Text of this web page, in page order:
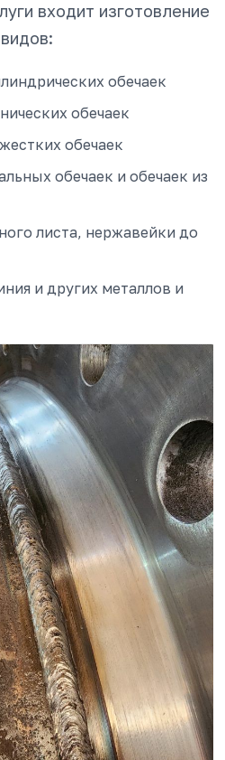
входит изготовление
обечаек
обечаек
обечаек
обечаек и обечаек из
листа, нержавейки до
и других металлов и